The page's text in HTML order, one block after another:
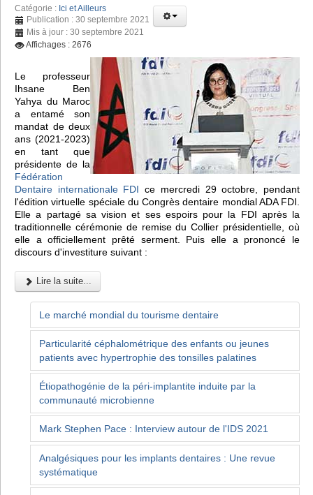
Catégorie : Ici et Ailleurs
Publication : 30 septembre 2021
Mis à jour : 30 septembre 2021
Affichages : 2676
Le professeur
Ihsane Ben
Yahya du Maroc
a entamé son
mandat de deux
ans (2021-2023)
en tant que
présidente de la
Fédération
Dentaire internationale FDI ce mercredi 29 octobre, pendant
l'édition virtuelle spéciale du Congrès dentaire mondial ADA FDI.
Elle a partagé sa vision et ses espoirs pour la FDI après la
traditionnelle cérémonie de remise du Collier présidentielle, où
elle a officiellement prêté serment. Puis elle a prononcé le
discours d'investiture suivant :
Lire la suite...
Le marché mondial du tourisme dentaire
Particularité céphalométrique des enfants ou jeunes
patients avec hypertrophie des tonsilles palatines
Étiopathogénie de la péri-implantite induite par la
communauté microbienne
Mark Stephen Pace : Interview autour de l'IDS 2021
Analgésiques pour les implants dentaires : Une revue
systématique